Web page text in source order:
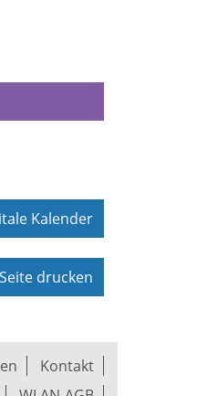
Kalender
drucken
Kontakt